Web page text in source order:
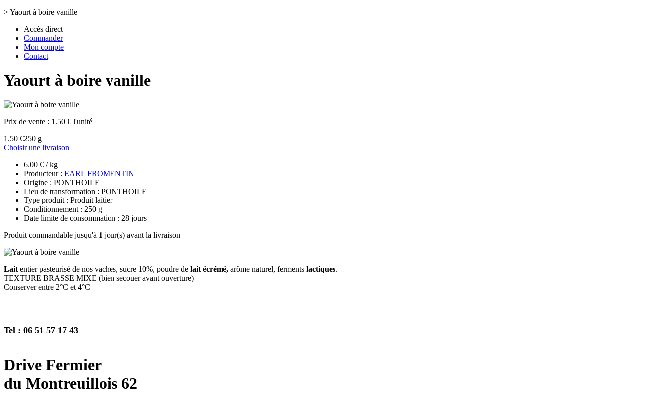
>Yaourt à boire vanille
Accès direct
Commander
Mon compte
Contact
Yaourt à boire vanille
Prix de vente : 1.50 € l'unité
1.50 €250 g
Choisir une livraison
6.00 € / kg
Producteur : EARL FROMENTIN
Origine : PONTHOILE
Lieu de transformation : PONTHOILE
Type produit : Produit laitier
Conditionnement : 250 g
Date limite de consommation : 28 jours
Produit commandable jusqu'à 1 jour(s) avant la livraison
Lait entier pasteurisé de nos vaches, sucre 10%, poudre de lait écrémé, arôme naturel, ferments lactiques.
TEXTURE BRASSE MIXE (bien secouer avant ouverture)
Conserver entre 2°C et 4°C
Tel : 06 51 57 17 43
Drive Fermier
du Montreuillois 62